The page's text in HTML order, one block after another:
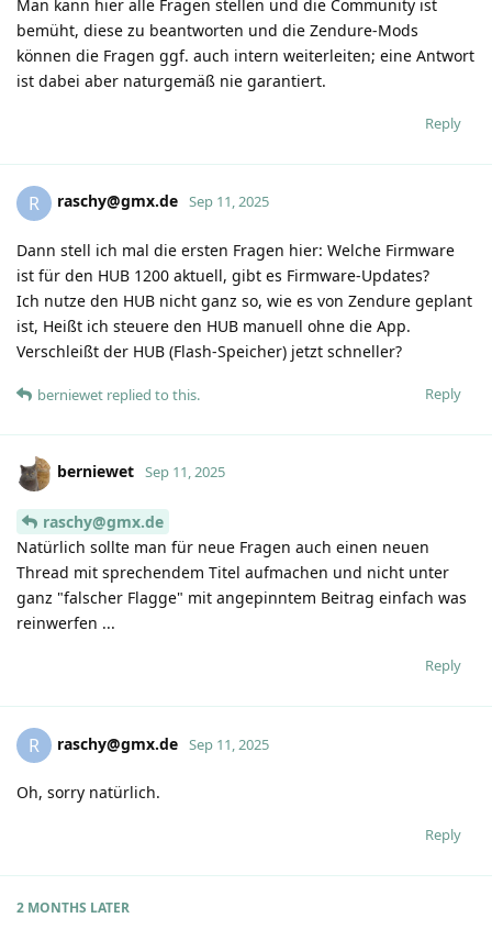
Man kann hier alle Fragen stellen und die Community ist
bemüht, diese zu beantworten und die Zendure-Mods
können die Fragen ggf. auch intern weiterleiten; eine Antwort
ist dabei aber naturgemäß nie garantiert.
Reply
R raschy@gmx.de Sep 11, 2025
Dann stell ich mal die ersten Fragen hier: Welche Firmware
ist für den HUB 1200 aktuell, gibt es Firmware-Updates?
Ich nutze den HUB nicht ganz so, wie es von Zendure geplant
ist, Heißt ich steuere den HUB manuell ohne die App.
Verschleißt der HUB (Flash-Speicher) jetzt schneller?
Reply
berniewet replied to this.
berniewet Sep 11, 2025
raschy@gmx.de
Natürlich sollte man für neue Fragen auch einen neuen
Thread mit sprechendem Titel aufmachen und nicht unter
ganz "falscher Flagge" mit angepinntem Beitrag einfach was
reinwerfen ...
Reply
R raschy@gmx.de Sep 11, 2025
Oh, sorry natürlich.
Reply
2 MONTHS LATER